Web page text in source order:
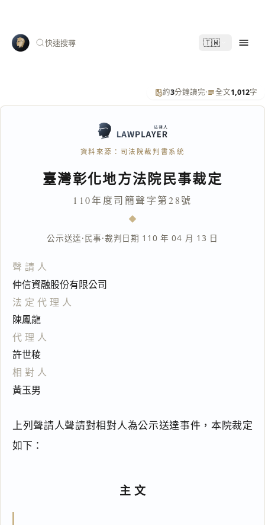
快速搜尋 🇹🇼
約3分鐘讀完· 全文1,012字
資料來源：司法院裁判書系統
臺灣彰化地方法院民事裁定
110年度司簡聲字第28號
公示送達·民事·裁判日期 110 年 04 月 13 日
聲請人
仲信資融股份有限公司
法定代理人
陳鳳龍
代理人
許世稜
相對人
黃玉男
上列聲請人聲請對相對人為公示送達事件，本院裁定
如下：
主文